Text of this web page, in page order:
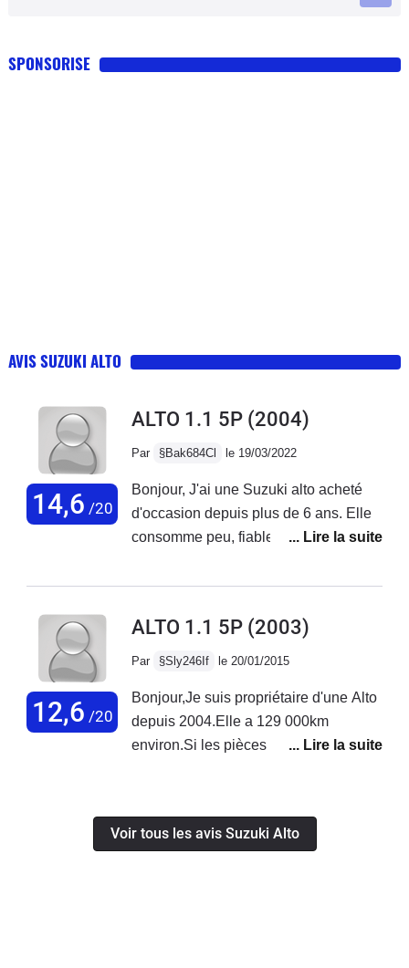
SPONSORISE
AVIS SUZUKI ALTO
14,6 /20
ALTO 1.1 5P (2004)
Par §Bak684Cl le 19/03/2022
Bonjour, J'ai une Suzuki alto acheté
d'occasion depuis plus de 6 ans. Elle
consomme peu, fiable . Aucune
vérins du coffre étaient HS , je n'ai
plus de problème de coffre. Super
voiture pour la ville, mais la conduite
dessus de 110 km/h sensation de
conduite inconfortable).Je la conseille
vivement.
12,6 /20
ALTO 1.1 5P (2003)
Par §Sly246If le 20/01/2015
Bonjour,Je suis propriétaire d'une Alto
depuis 2004.Elle a 129 000km
environ.Si les pièces de rechange sont
revanche ma voiture n'a pas eu
beaucoup de soucis, elle est fiable et
Voir tous les avis Suzuki Alto